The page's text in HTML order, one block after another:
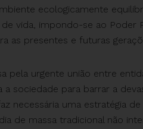
ecologicamente
vida, impondo-se ao Poder
as presentes e futuras
pela urgente união entre
sociedade para barrar a
necessária uma estratégia
de massa tradicional não